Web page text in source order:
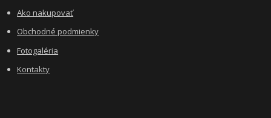
Ako nakupovať
Obchodné podmienky
Fotogaléria
Kontakty